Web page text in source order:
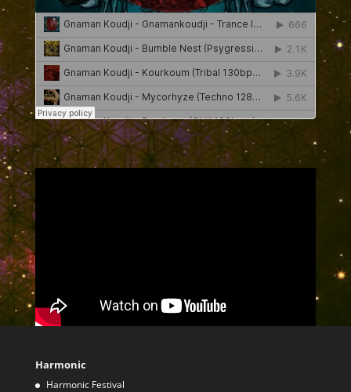
Harmonic
Harmonic Festival